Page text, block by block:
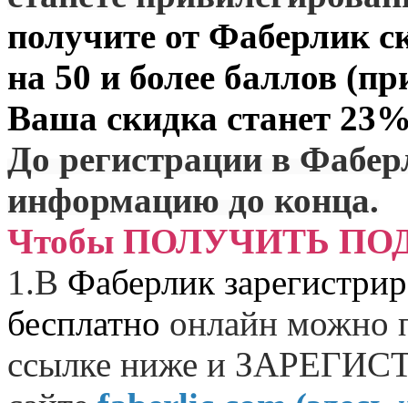
получите от Фаберлик
на 50 и более баллов
Ваша скидка станет
До регистрации в
информацию до конца.
Чтобы ПОЛУЧИТЬ
1.В Фаберлик
бесплатно онлайн можно
ссылке ниже и